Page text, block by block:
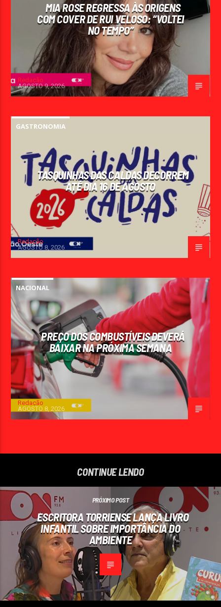
MIA ROSE REGRESSA ÀS ORIGENS
COM COVER DE RUI VELOSO: “VOLTEI
NO TEMPO”
Redação
AGOSTO 9, 2026
GASTRONOMIA
TASQUINHAS DAS CALDAS DECORREM
ATÉ DIA 16 DE AGOSTO
Redação
AGOSTO 8, 2026
NACIONAL
PREÇO DOS COMBUSTÍVEIS DEVERÁ
BAIXAR NA PRÓXIMA SEMANA
Redação
AGOSTO 8, 2026
CONTINUE LENDO
PRÓXIMO POST
ESCRITORA TORRIENSE LANÇA LIVRO
INFANTIL SOBRE IMPORTÂNCIA DO
AMBIENTE